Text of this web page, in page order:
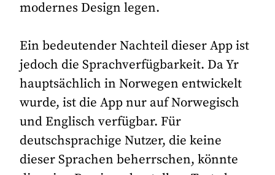
modernes Design legen.
Ein bedeutender Nachteil dieser App ist
jedoch die Sprachverfügbarkeit. Da Yr
hauptsächlich in Norwegen entwickelt
wurde, ist die App nur auf Norwegisch
und Englisch verfügbar. Für
deutschsprachige Nutzer, die keine
dieser Sprachen beherrschen, könnte